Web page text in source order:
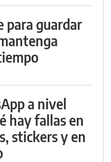
para guardar
a nivel
hay fallas en
stickers y en